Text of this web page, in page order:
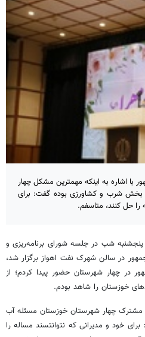
با اشاره به اینکه مهمترین مشکل چهار
بخش شرب و کشاورزی بوده گفت: برای
را حل کنند، متاسفم.
شب در جلسه شورای برنامه‌ریزی و
در سالن شهرک نفت اهواز برگزار شد،
در چهار شهرستان حضور پیدا کردم؛ از
خوزستان را شاهد بودم.
مشترک چهار شهرستان خوزستان مسئله آب
خود و مدیرانی که نتوانتسندمساله را